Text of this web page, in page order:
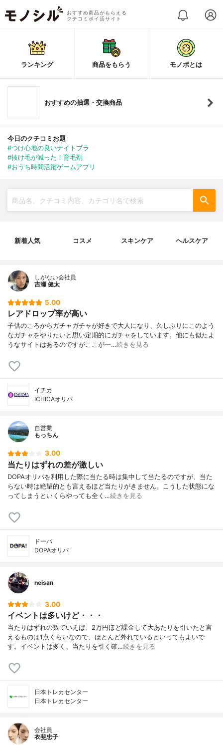
おすすめ商品がもらえる
クチコミポイ活サイト
ランキング 商品をもらう モノポとは
おすすめの抽選・交換商品
今日のクチコミお題
#つけ心地の良いナイトブラ
#抜け毛が減った！育毛剤
#おうち時間活躍ゲームアプリ
新着人気 コスメ スキンケア ヘルスケア
しがない会社員
吉瀬 健太
5.00
レアドロップ率が高い
子供のころからガチャガチャが好きで大人になり、久しぶりにこのよう
なガチャをやりたいと思い定期的にガチャをしています。他にも似たよ
うなサイトはあるのですがここが一…続きを見る
イチカ
ICHICAオリパ
自営業
もっちん
3.00
当たりはずれの差が激しい
DOPAオリパを利用した際に当たる時は集中して当たるのですが、当た
らない時は絶望的とも言えるほど当たりがきません。こうした状態にな
ってしまうといくらやっても全く…続きを見る
ドーパ
DOPAオリパ
neisan
3.00
イベントは多いけど・・・
当たりはずれの数でいえば、2万円ほど課金して大あたりを引いたと言
えるものは1点くらいなので、ほとんど外れているといってもよいで
す。イベントは多く、当たりを引く確…続きを見る
日本トレカセンター
日本トレカセンター
会社員
衣斐忠子